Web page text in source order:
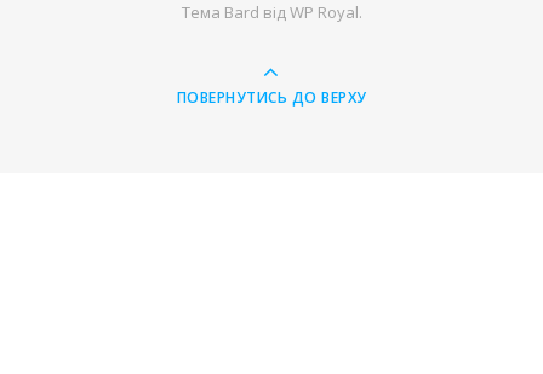
Тема Bard відWP Royal.
ПОВЕРНУТИСЬ ДО ВЕРХУ